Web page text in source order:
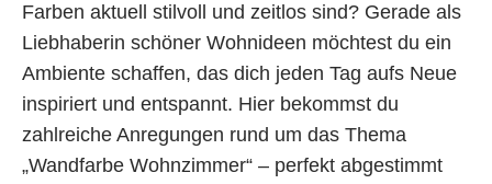
Farben aktuell stilvoll und zeitlos sind? Gerade als
Liebhaberin schöner Wohnideen möchtest du ein
Ambiente schaffen, das dich jeden Tag aufs Neue
inspiriert und entspannt. Hier bekommst du
zahlreiche Anregungen rund um das Thema
„Wandfarbe Wohnzimmer“ – perfekt abgestimmt